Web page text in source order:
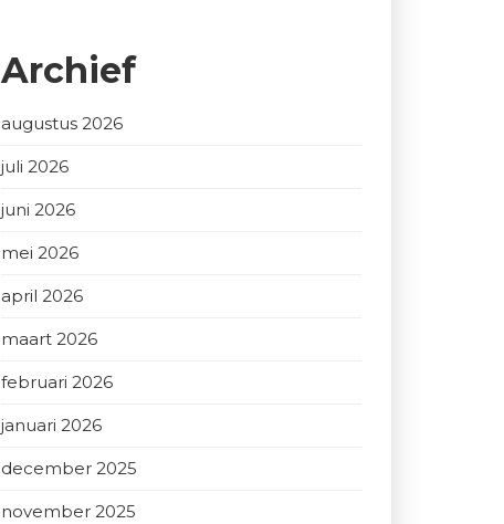
Archief
augustus 2026
juli 2026
juni 2026
mei 2026
april 2026
maart 2026
februari 2026
januari 2026
december 2025
november 2025